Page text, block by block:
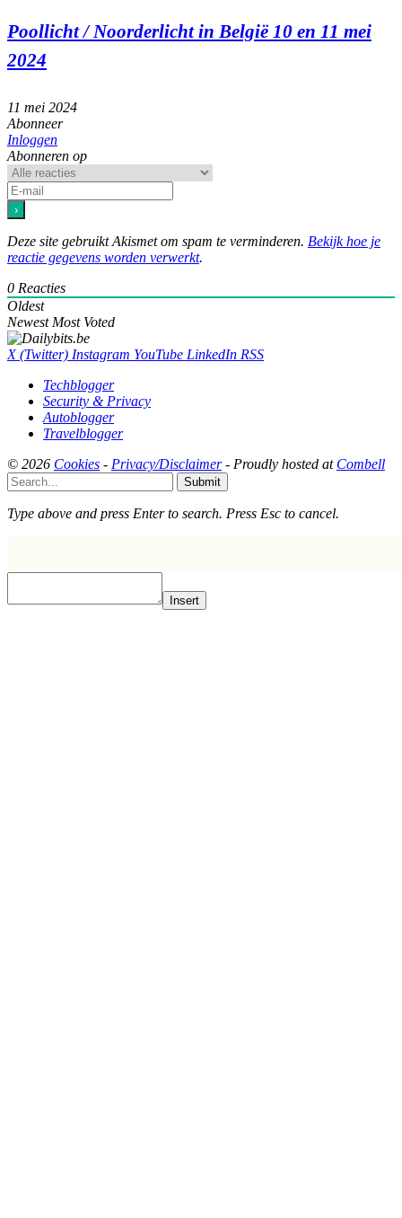
Poollicht / Noorderlicht in België 10 en 11 mei
2024
11 mei 2024
Abonneer
Inloggen
Abonneren op
Deze site gebruikt Akismet om spam te verminderen. Bekijk hoe je
reactie gegevens worden verwerkt.
0 Reacties
Oldest
Newest Most Voted
X (Twitter) Instagram YouTube LinkedIn RSS
Techblogger
Security & Privacy
Autoblogger
Travelblogger
© 2026 Cookies - Privacy/Disclaimer- Proudly hosted at Combell
Submit
Type above and press Enterto search. Press Esc to cancel.
Insert